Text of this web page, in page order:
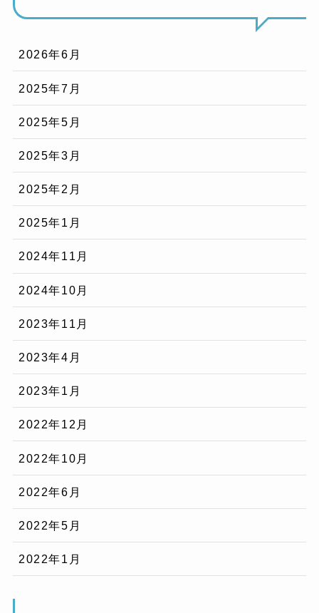
2026年6月
2025年7月
2025年5月
2025年3月
2025年2月
2025年1月
2024年11月
2024年10月
2023年11月
2023年4月
2023年1月
2022年12月
2022年10月
2022年6月
2022年5月
2022年1月